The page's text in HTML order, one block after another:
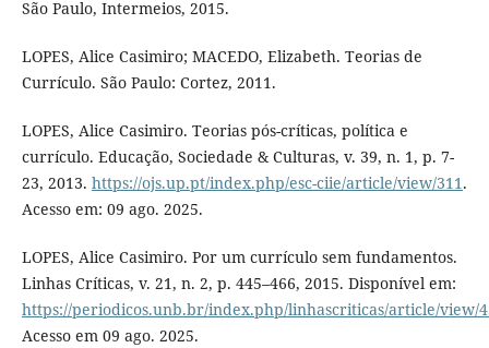
São Paulo, Intermeios, 2015.
LOPES, Alice Casimiro; MACEDO, Elizabeth. Teorias de
Currículo. São Paulo: Cortez, 2011.
LOPES, Alice Casimiro. Teorias pós-críticas, política e
currículo. Educação, Sociedade & Culturas, v. 39, n. 1, p. 7-
23, 2013. https://ojs.up.pt/index.php/esc-ciie/article/view/311.
Acesso em: 09 ago. 2025.
LOPES, Alice Casimiro. Por um currículo sem fundamentos.
Linhas Críticas, v. 21, n. 2, p. 445–466, 2015. Disponível em:
https://periodicos.unb.br/index.php/linhascriticas/article/view/
Acesso em 09 ago. 2025.